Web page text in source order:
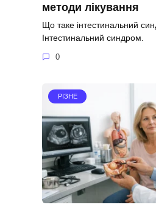
методи лікування
Що таке інтестинальний
Інтестинальний синдром.
0
РІЗНЕ